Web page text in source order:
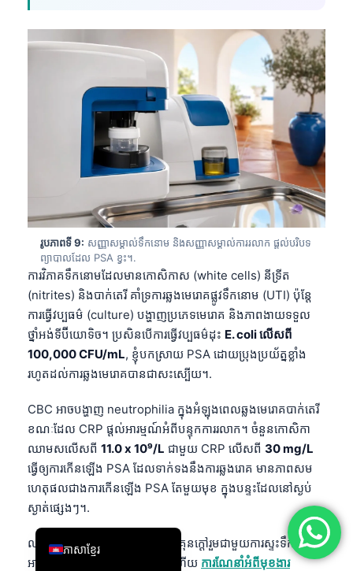
រូបភាពទី 9: សញ្ញាសម្គាល់ទឹកនោម និងសញ្ញាសម្គាល់ការរលាក ផ្តល់បរិបទ
ព្យាបាលដែល PSA ខ្វះ។.
ការវិភាគទឹកនោមដែលមានកោសិកាស (white cells) នីទ្រីត
(nitrites) និងបាក់តេរី គាំទ្រការឆ្លងមេរោគផ្លូវទឹកនោម (UTI) ប៉ុន្តែ
ការធ្វើវប្បធម៌ (culture) បង្ហាញប្រភេទមេរោគ និងភាពងាយទទួល
ថ្នាំអង់ទីប៊ីយោទិច។ ប្រសិនបើការធ្វើវប្បធម៌ដុះ E. coli លើសពី
100,000 CFU/mL, ខ្ញុំបកស្រាយ PSA ដោយប្រុងប្រយ័ត្នខ្លាំង
រហូតដល់ការឆ្លងមេរោគបានជាសះស្បើយ។.
CBC អាចបង្ហាញ neutrophilia ក្នុងអំឡុងពេលឆ្លងមេរោគបាក់តេរី
ខណៈដែល CRP ផ្តល់អារម្មណ៍អំពីបន្ទុកការរលាក។ ចំនួនកោសិកា
ឈាមសលើសពី 11.0 x 10⁹/L ជាមួយ CRP លើសពី 30 mg/L
ធ្វើឲ្យការកើនឡើង PSA ដែលទាក់ទងនឹងការឆ្លងរោគ មានភាពសម
ហេតុផលជាងការកើនឡើង PSA តែមួយមុខ ក្នុងបន្ទះដែលនៅស្ងប់
ស្ងាត់ផ្សេងៗ។.
លទ្ធផលតម្រងនោមក៏សំខាន់ដែរ។ គ្រុនក្តៅរួមជាមួយការស្ទះទឹកនោម
អាចធ្វើឲ្យ creatinine កើនឡើង ហើយ ការណែនាំអំពីមុខងារ
ភាសាខ្មែរ
العربية
Français
עִבְרִית
Español
Português
Ελληνικά
Türkçe
Română
简体中文
فارسی
Dansk
Nederlands
हिन्दी
Հայերեն
Íslenska